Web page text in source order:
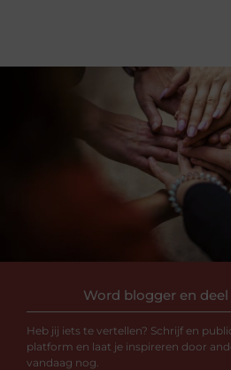
Word blogger en
Heb jij iets te vertellen? Schrijf en
platform en laat je inspireren door
vandaag nog.